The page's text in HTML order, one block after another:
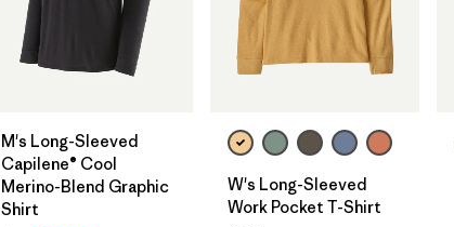
M's Long-Sleeved
Capilene® Cool
Merino-Blend Graphic
Shirt
W's Long-Sleeved
Work Pocket T-Shirt